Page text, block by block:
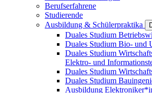
Berufserfahrene
Studierende
Ausbildung & Schülerpraktika
Duales Studium
Duales Studium Bio- und
Duales Studium
Elektro- und
Duales Studium
Duales Studium
Ausbildung